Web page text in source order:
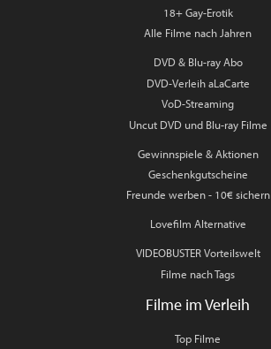
18+ Gay-Erotik
Alle Filme nach Jahren
DVD & Blu-ray Abo
DVD-Verleih aLaCarte
VoD-Streaming
Uncut DVD und Blu-ray Filme
Gewinnspiele & Aktionen
Geschenkgutscheine
Freunde werben - 10€ sichern
Lovefilm Alternative
VIDEOBUSTER Vorteilswelt
Filme nach Tags
Filme im Verleih
Top Filme